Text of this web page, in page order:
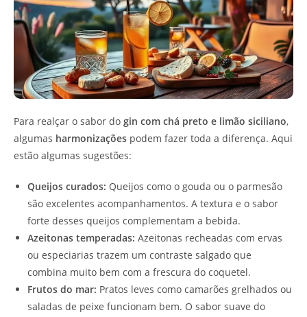
Para realçar o sabor do gin com chá preto e limão siciliano,
algumas harmonizações podem fazer toda a diferença. Aqui
estão algumas sugestões:
Queijos curados: Queijos como o gouda ou o parmesão
são excelentes acompanhamentos. A textura e o sabor
forte desses queijos complementam a bebida.
Azeitonas temperadas: Azeitonas recheadas com ervas
ou especiarias trazem um contraste salgado que
combina muito bem com a frescura do coquetel.
Frutos do mar: Pratos leves como camarões grelhados ou
saladas de peixe funcionam bem. O sabor suave do